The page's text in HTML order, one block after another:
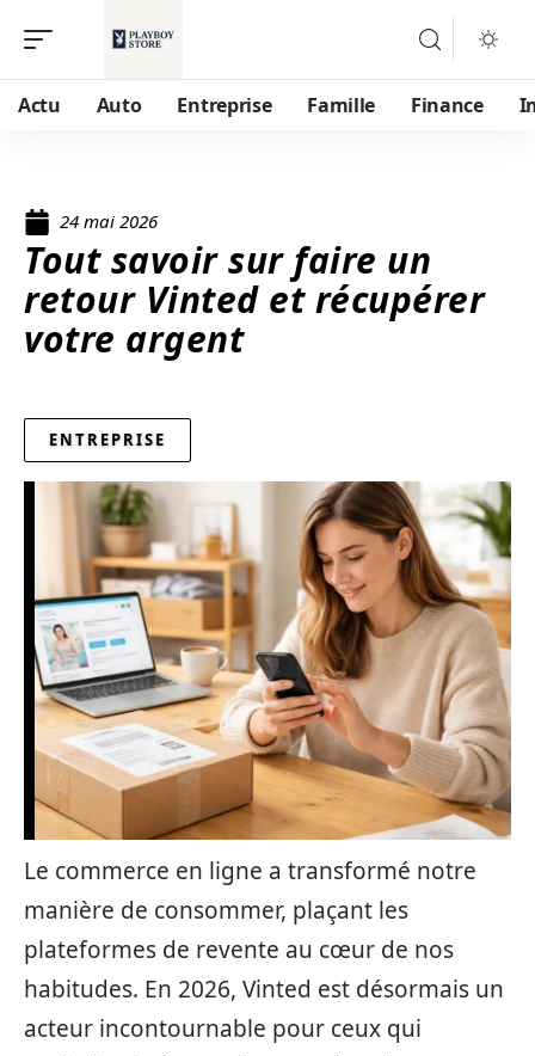
Actu Auto Entreprise Famille Finance
24 mai 2026
Tout savoir sur faire un
retour Vinted et récupérer
votre argent
ENTREPRISE
Le commerce en ligne a transformé notre
manière de consommer, plaçant les
plateformes de revente au cœur de nos
habitudes. En 2026, Vinted est désormais un
acteur incontournable pour ceux qui